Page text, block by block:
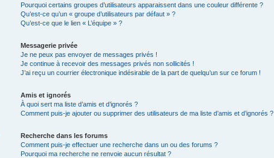
Pourquoi certains groupes d’utilisateurs apparaissent dans une couleur différente ?
Qu’est-ce qu’un « groupe d’utilisateurs par défaut » ?
Qu’est-ce que le lien « L’équipe » ?
Messagerie privée
Je ne peux pas envoyer de messages privés !
Je continue à recevoir des messages privés non sollicités !
J’ai reçu un courrier électronique indésirable de la part de quelqu’un sur ce forum !
Amis et ignorés
À quoi sert ma liste d’amis et d’ignorés ?
Comment puis-je ajouter ou supprimer des utilisateurs de ma liste d’amis et d’ignorés ?
Recherche dans les forums
Comment puis-je effectuer une recherche dans un ou des forums ?
Pourquoi ma recherche ne renvoie aucun résultat ?